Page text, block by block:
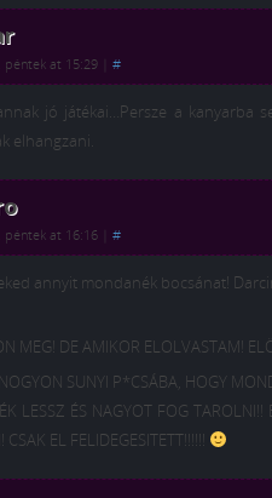
péntek at 15:29 #
jó játékai…Persze a kanyarba
elhangzani.
péntek at 16:16 #
annyit mondanék bocsánat!
MEG! DE AMIKOR ELOLVASTAM!
SUNYI P*CSÁBA, HOGY
LESSZ ÉS NAGYOT FOG
EL FELIDEGESITETT!!!!!!